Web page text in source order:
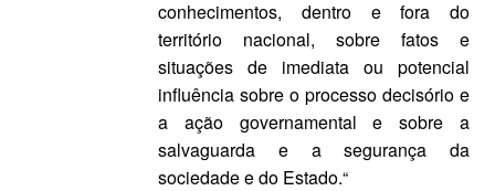
conhecimentos, dentro e fora do
território nacional, sobre fatos e
situações de imediata ou potencial
influência sobre o processo decisório e
a ação governamental e sobre a
salvaguarda e a segurança da
sociedade e do Estado.“